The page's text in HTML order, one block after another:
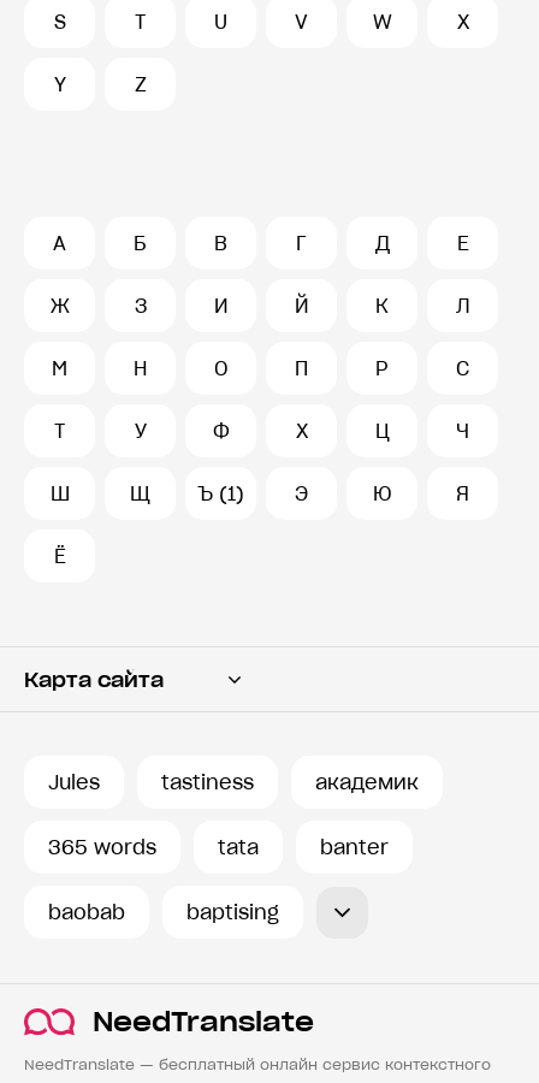
S T U V W X
Y Z
А Б В Г Д Е
Ж З И Й К Л
М Н О П Р С
Т У Ф Х Ц Ч
Ш Щ Ъ (1) Э Ю Я
Ё
Карта сайта
Jules tastiness академик
365 words tata banter
baobab baptising
NeedTranslate
NeedTranslate — бесплатный онлайн сервис контекстного